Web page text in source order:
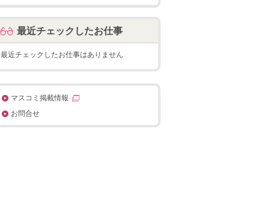
最近チェックしたお仕事
最近チェックしたお仕事はありません
マスコミ掲載情報
お問合せ